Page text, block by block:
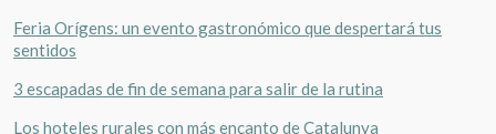
Feria Orígens: un evento gastronómico que despertará tus
sentidos
3 escapadas de fin de semana para salir de la rutina
Los hoteles rurales con más encanto de Catalunya